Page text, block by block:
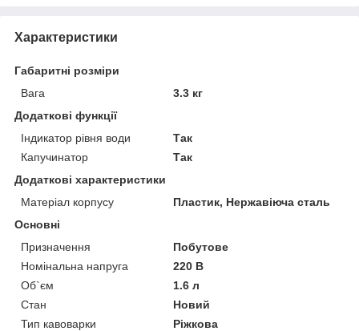
Характеристики
Габаритні розміри
Вага
3.3 кг
Додаткові функції
Індикатор рівня води
Так
Капучинатор
Так
Додаткові характеристики
Матеріал корпусу
Пластик, Нержавіюча сталь
Основні
Призначення
Побутове
Номінальна напруга
220 В
Об`єм
1.6 л
Стан
Новий
Тип кавоварки
Ріжкова